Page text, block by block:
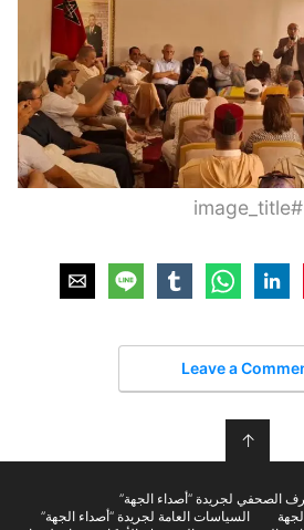
#image_title
Leave a
↑
الصحفي لجريدة “أصداء الجهة”
السياسات العامة لجريدة “أصداء الجهة”